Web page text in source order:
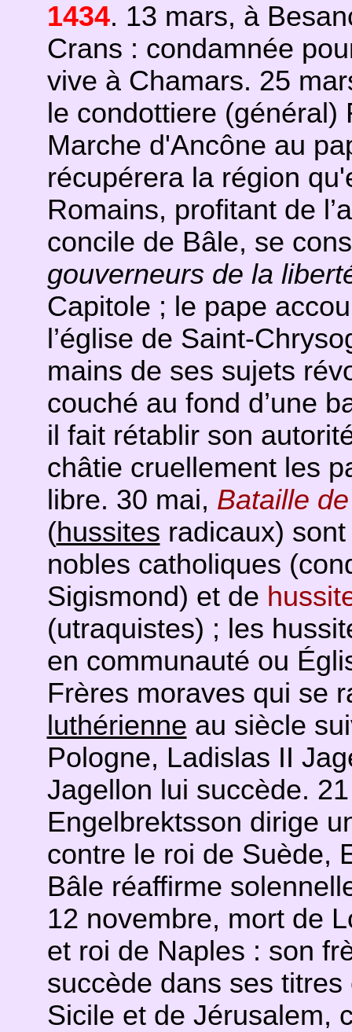
1434. 13 mars, à
Crans : condamnée
vive à Chamars. 25
le condottiere
Marche d'Ancône au
récupérera la région
Romains, profitant de
concile de Bâle, se
gouverneurs de la
Capitole ; le pape
l’église de Saint-
mains de ses sujets
couché au fond d’une
il fait rétablir son
châtie cruellement les
libre. 30 mai, Bataille
(hussites radicaux)
nobles catholiques
Sigismond) et de
(utraquistes) ; les
en communauté ou
Frères moraves qui se
luthérienne au siècle
Pologne, Ladislas II
Jagellon lui succède.
Engelbrektsson dirige
contre le roi de Suède,
Bâle réaffirme
12 novembre, mort de
et roi de Naples : son
succède dans ses
Sicile et de Jérusalem,